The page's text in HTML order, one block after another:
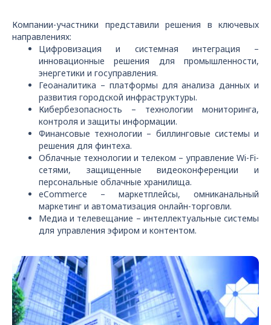
Компании-участники представили решения в ключевых
направлениях:
Цифровизация и системная интеграция –
инновационные решения для промышленности,
энергетики и госуправления.
Геоаналитика – платформы для анализа данных и
развития городской инфраструктуры.
Кибербезопасность – технологии мониторинга,
контроля и защиты информации.
Финансовые технологии – биллинговые системы и
решения для финтеха.
Облачные технологии и телеком – управление Wi-Fi-
сетями, защищенные видеоконференции и
персональные облачные хранилища.
eCommerce – маркетплейсы, омниканальный
маркетинг и автоматизация онлайн-торговли.
Медиа и телевещание – интеллектуальные системы
для управления эфиром и контентом.